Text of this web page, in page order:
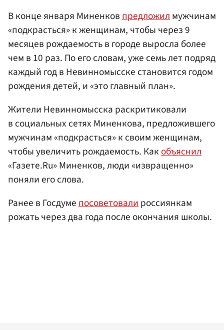
В конце января Миненков предложил мужчинам
«подкрасться» к женщинам, чтобы через 9
месяцев рождаемость в городе выросла более
чем в 10 раз. По его словам, уже семь лет подряд
каждый год в Невинномысске становится годом
рождения детей, и «это главный план».
Жители Невинномысска раскритиковали
в социальных сетях Миненкова, предложившего
мужчинам «подкрасться» к своим женщинам,
чтобы увеличить рождаемость. Какобъяснил
«Газете.Ru» Миненков, люди «извращенно»
поняли его слова.
Ранее в Госдумепосоветовалироссиянкам
рожать через два года после окончания школы.